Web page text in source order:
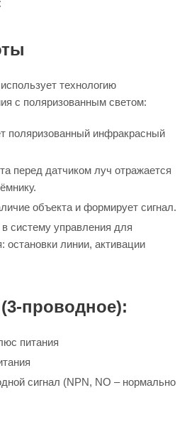
технологию
с поляризованным светом:
поляризованный инфракрасный
перед датчиком луч отражается
объекта и формирует сигнал.
систему управления для
остановки линии, активации
проводное):
питания
сигнал (NPN, NO – нормально